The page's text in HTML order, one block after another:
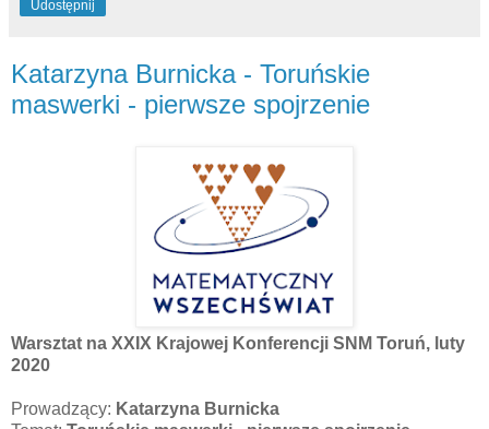
Udostępnij
Katarzyna Burnicka - Toruńskie
maswerki - pierwsze spojrzenie
Warsztat na XXIX Krajowej Konferencji SNM Toruń, luty
2020
Prowadzący: Katarzyna Burnicka